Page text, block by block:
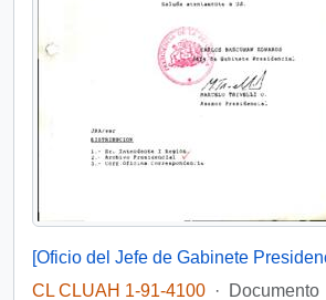
CL CLUAH 1-91-4100 · Documento